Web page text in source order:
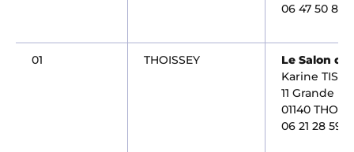
06 47 50 85
01 THOISSEY
Le Salon de
Karine
11 Grande
01140
06 21 28 59